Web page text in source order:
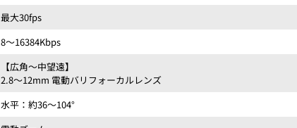
最大30fps
8～16384Kbps
【広角～中望遠】
2.8～12mm 電動バリフォーカルレンズ
水平：約36～104°